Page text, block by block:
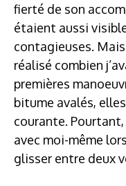
fierté de son
étaient aussi
contagieuses.
réalisé combien
premières
bitume avalés,
courante.
avec moi-même
glisser entre deux